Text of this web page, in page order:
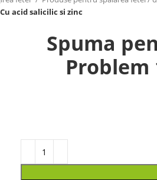
acid salicilic si zinc
Spuma
Problem